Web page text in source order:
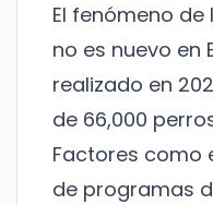
El fenómeno
no es nuevo en
realizado en
de 66,000
Factores como
de programas